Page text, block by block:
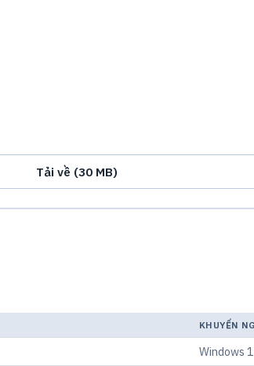
Tải về (30 MB)
KHUYẾN
Windows